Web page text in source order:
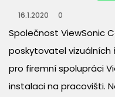
16.1.2020 0
Společnost ViewSonic
poskytovatel
pro firemní spolupráci
instalaci na pracovišti.